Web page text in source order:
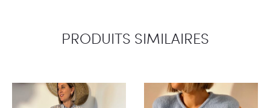
PRODUITS SIMILAIRES